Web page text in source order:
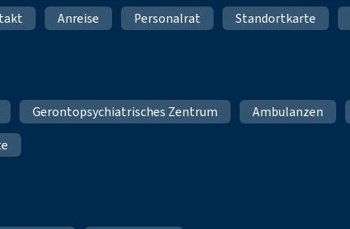
Anreise Personalrat Standortkarte
Gerontopsychiatrisches Zentrum Ambulanzen